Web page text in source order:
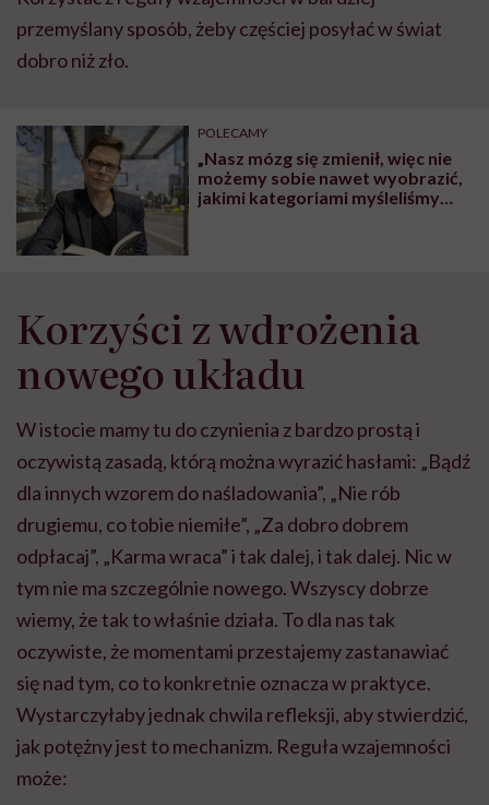
przemyślany sposób, żeby częściej posyłać w świat
dobro niż zło.
POLECAMY
„Nasz mózg się zmienił, więc nie
możemy sobie nawet wyobrazić,
jakimi kategoriami myśleliśmy
Korzyści z wdrożenia
nowego układu
W istocie mamy tu do czynienia z bardzo prostą i
oczywistą zasadą, którą można wyrazić hasłami: „Bądź
dla innych wzorem do naśladowania”, „Nie rób
drugiemu, co tobie niemiłe”, „Za dobro dobrem
odpłacaj”, „Karma wraca” i tak dalej, i tak dalej. Nic w
tym nie ma szczególnie nowego. Wszyscy dobrze
wiemy, że tak to właśnie działa. To dla nas tak
oczywiste, że momentami przestajemy zastanawiać
się nad tym, co to konkretnie oznacza w praktyce.
Wystarczyłaby jednak chwila refleksji, aby stwierdzić,
jak potężny jest to mechanizm. Reguła wzajemności
może: